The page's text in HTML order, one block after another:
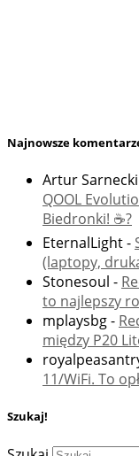
Najnowsze
Artur Sarnecki
QOOL
Biedronki! ☕️?
EternalLight-
(laptopy,
Stonesoul -
to najlepszy
mplaysbg-
między P20
11/WiFi. To
Szukaj!